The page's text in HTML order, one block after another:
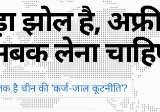
झोल है,
लेना
है चीन की 'कर्ज-जाल कूटनीति'?